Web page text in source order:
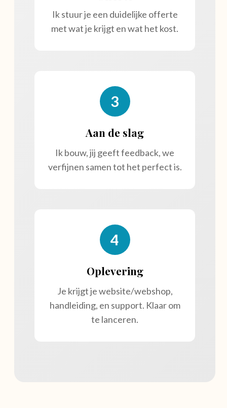
Ik stuur je een duidelijke offerte
met wat je krijgt en wat het kost.
3
Aan de slag
Ik bouw, jij geeft feedback, we
verfijnen samen tot het perfect is.
4
Oplevering
Je krijgt je website/webshop,
handleiding, en support. Klaar om
te lanceren.